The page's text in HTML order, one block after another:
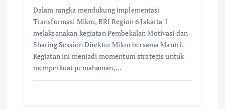
Dalam rangka mendukung implementasi
Transformasi Mikro, BRI Region 6 Jakarta 1
melaksanakan kegiatan Pembekalan Motivasi dan
Sharing Session Direktur Mikro bersama Mantri.
Kegiatan ini menjadi momentum strategis untuk
memperkuat pemahaman,…